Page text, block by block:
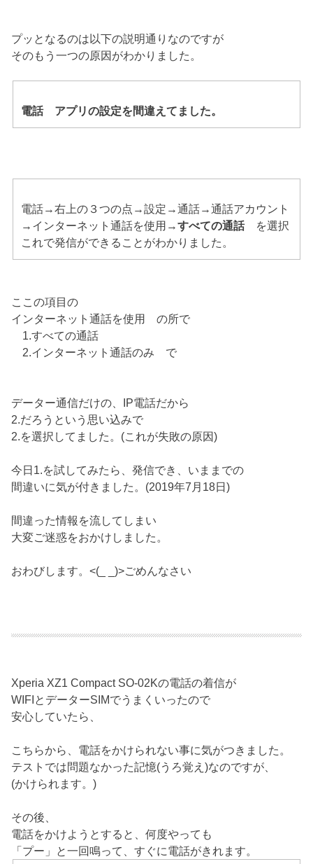
プッとなるのは以下の説明通りなのですが
そのもう一つの原因がわかりました。
電話 アプリの設定を間違えてました。
電話→右上の３つの点→設定→通話→通話アカウント
→インターネット通話を使用→すべての通話を選択
これで発信ができることがわかりました。
ここの項目の
インターネット通話を使用 の所で
1.すべての通話
2.インターネット通話のみ で
データー通信だけの、IP電話だから
2.だろうという思い込みで
2.を選択してました。(これが失敗の原因)
今日1.を試してみたら、発信でき、いままでの
間違いに気が付きました。(2019年7月18日)
間違った情報を流してしまい
大変ご迷惑をおかけしました。
おわびします。<(_ _)>ごめんなさい
Xperia XZ1 Compact SO-02Kの電話の着信が
WIFIとデーターSIMでうまくいったので
安心していたら、
こちらから、電話をかけられない事に気がつきました。
テストでは問題なかった記憶(うろ覚え)なのですが、
(かけられます。)
その後、
電話をかけようとすると、何度やっても
「プー」と一回鳴って、すぐに電話がきれます。